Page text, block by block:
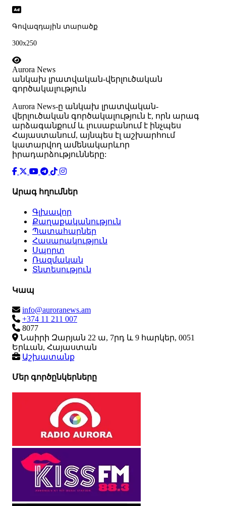
Գովազդային տարածք
300x250
Aurora News
անկախ լրատվական-վերլուծական
գործակալություն
Аurora News-ը անկախ լրատվական-
վերլուծական գործակալություն է, որն արագ
արձագանքում և լուսաբանում է ինչպես
Հայաստանում, այնպես էլ աշխարհում
կատարվող ամենակարևոր
իրադարձությունները:
Արագ հղումներ
Գլխավոր
Քաղաքականություն
Պատահարներ
Հասարակություն
Սպորտ
Ռազմական
Տնտեսություն
Կապ
info@auroranews.am
+374 11 211 007
8077
Նաիրի Զարյան 22 ա, 7րդ և 9 հարկեր, 0051
Երևան, Հայաստան
Աշխատանք
Մեր գործընկերները